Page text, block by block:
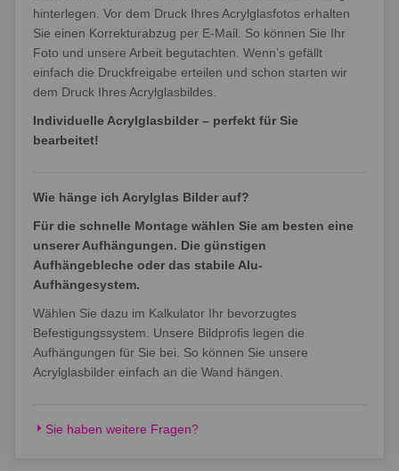
hinterlegen. Vor dem Druck Ihres Acrylglasfotos erhalten
Sie einen Korrekturabzug per E-Mail. So können Sie Ihr
Foto und unsere Arbeit begutachten. Wenn’s gefällt
einfach die Druckfreigabe erteilen und schon starten wir
dem Druck Ihres Acrylglasbildes.
Individuelle Acrylglasbilder – perfekt für Sie
bearbeitet!
Wie hänge ich Acrylglas Bilder auf?
Für die schnelle Montage wählen Sie am besten eine
unserer Aufhängungen. Die günstigen
Aufhängebleche oder das stabile Alu-
Aufhängesystem.
Wählen Sie dazu im Kalkulator Ihr bevorzugtes
Befestigungssystem. Unsere Bildprofis legen die
Aufhängungen für Sie bei. So können Sie unsere
Acrylglasbilder einfach an die Wand hängen.
Sie haben weitere Fragen?